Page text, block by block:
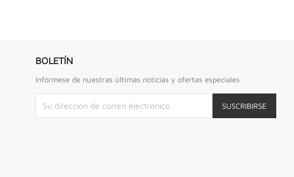
BOLETÍN
Infórmese de nuestras últimas noticias y ofertas especiales